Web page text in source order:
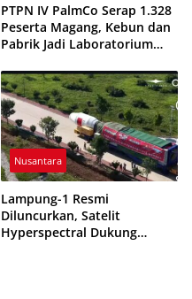
PTPN IV PalmCo Serap 1.328
Peserta Magang, Kebun dan
Pabrik Jadi Laboratorium
Muda
Nusantara
Lampung-1 Resmi
Diluncurkan, Satelit
Hyperspectral Dukung